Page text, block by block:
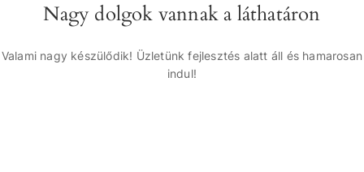
Nagy dolgok vannak a láthatáron
Valami nagy készülődik! Üzletünk fejlesztés alatt áll és hamarosan
indul!